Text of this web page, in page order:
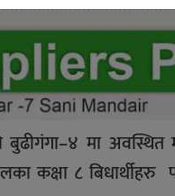
मा अवस्थित
कक्षा ८